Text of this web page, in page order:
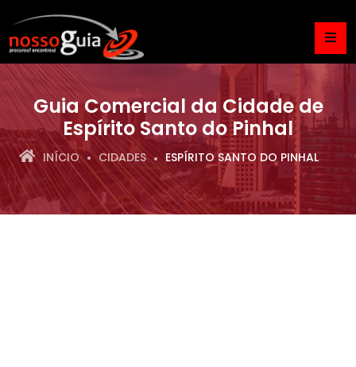
Guia Comercial da Cidade de
Espírito Santo do Pinhal
INÍCIO CIDADES ESPÍRITO SANTO DO PINHAL